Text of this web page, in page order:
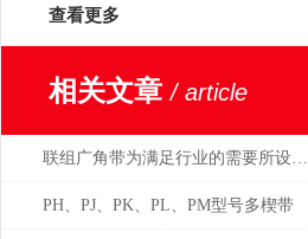
查看更多
相关文章/ article
联组广角带为满足行业的需要所设计的分类
PH、PJ、PK、PL、PM型号多楔带